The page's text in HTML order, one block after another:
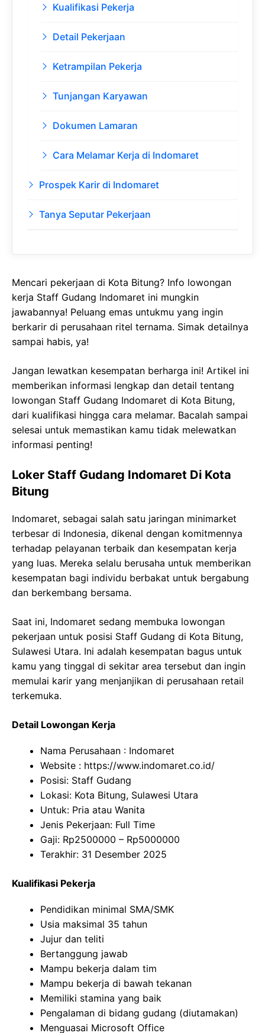
Kualifikasi Pekerja
Detail Pekerjaan
Ketrampilan Pekerja
Tunjangan Karyawan
Dokumen Lamaran
Cara Melamar Kerja di Indomaret
Prospek Karir di Indomaret
Tanya Seputar Pekerjaan
Mencari pekerjaan di Kota Bitung? Info lowongan
kerja Staff Gudang Indomaret ini mungkin
jawabannya! Peluang emas untukmu yang ingin
berkarir di perusahaan ritel ternama. Simak detailnya
sampai habis, ya!
Jangan lewatkan kesempatan berharga ini! Artikel ini
memberikan informasi lengkap dan detail tentang
lowongan Staff Gudang Indomaret di Kota Bitung,
dari kualifikasi hingga cara melamar. Bacalah sampai
selesai untuk memastikan kamu tidak melewatkan
informasi penting!
Loker Staff Gudang Indomaret Di Kota
Bitung
Indomaret, sebagai salah satu jaringan minimarket
terbesar di Indonesia, dikenal dengan komitmennya
terhadap pelayanan terbaik dan kesempatan kerja
yang luas. Mereka selalu berusaha untuk memberikan
kesempatan bagi individu berbakat untuk bergabung
dan berkembang bersama.
Saat ini, Indomaret sedang membuka lowongan
pekerjaan untuk posisi Staff Gudang di Kota Bitung,
Sulawesi Utara. Ini adalah kesempatan bagus untuk
kamu yang tinggal di sekitar area tersebut dan ingin
memulai karir yang menjanjikan di perusahaan retail
terkemuka.
Detail Lowongan Kerja
Nama Perusahaan : Indomaret
Website : https://www.indomaret.co.id/
Posisi: Staff Gudang
Lokasi: Kota Bitung, Sulawesi Utara
Untuk: Pria atau Wanita
Jenis Pekerjaan: Full Time
Gaji: Rp2500000 – Rp5000000
Terakhir: 31 Desember 2025
Kualifikasi Pekerja
Pendidikan minimal SMA/SMK
Usia maksimal 35 tahun
Jujur dan teliti
Bertanggung jawab
Mampu bekerja dalam tim
Mampu bekerja di bawah tekanan
Memiliki stamina yang baik
Pengalaman di bidang gudang (diutamakan)
Menguasai Microsoft Office